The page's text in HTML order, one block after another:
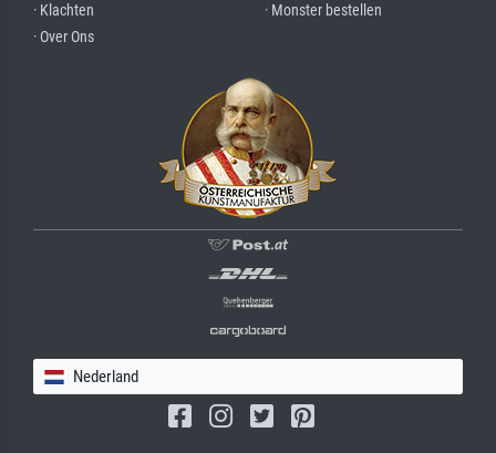
· Klachten
· Over Ons
· Monster bestellen
Nederland